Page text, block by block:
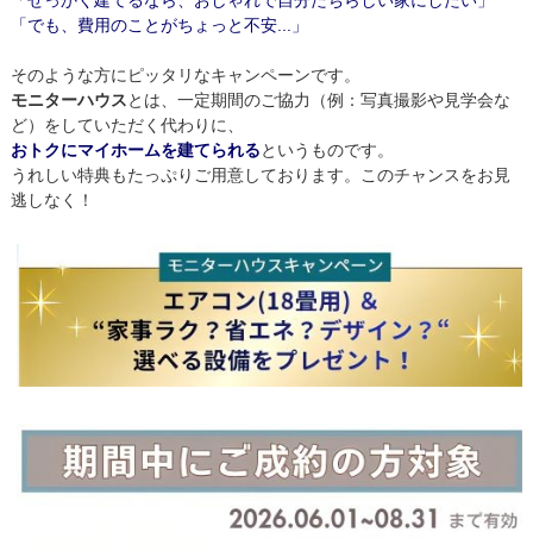
「でも、費用のことがちょっと不安...」
そのような方にピッタリなキャンペーンです。
モニターハウスとは、一定期間のご協力（例：写真撮影や見学会な
ど）をしていただく代わりに、
おトクにマイホームを建てられるというものです。
うれしい特典もたっぷりご用意しております。このチャンスをお見
逃しなく！